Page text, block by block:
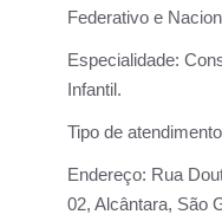
Federativo e
Especialidade:
Infantil.
Tipo de
Endereço: Rua
02, Alcântara, São